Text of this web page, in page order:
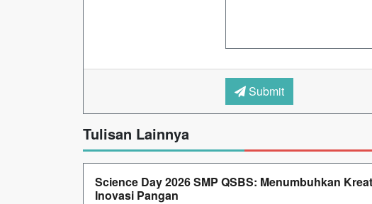
Submit
Tulisan Lainnya
Science Day 2026 SMP QSBS: Menumbuhkan
Inovasi Pangan